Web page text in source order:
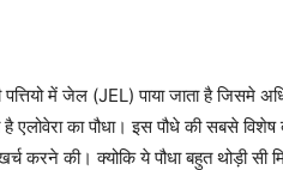
पत्तियो में जेल (JEL) पाया जाता है
है एलोवेरा का पौधा। इस पौधे की सबसे
करने की। क्योकि ये पौधा बहुत थोड़ी